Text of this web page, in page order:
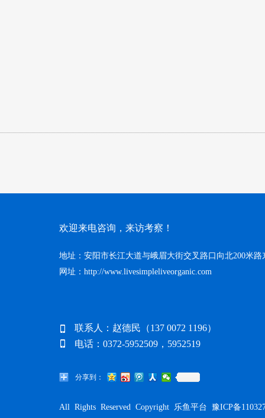
欢迎来电咨询，来访考察！
地址：安阳市长江大道与峨眉大街交叉路口向北200米路
网址：http://www.livesimpleliveorganic.com
联系人：赵德民（137 0072 1196）
电话：0372-5952509，5952519
分享到：
All Rights Reserved Copyright 乐鱼平台 豫ICP备